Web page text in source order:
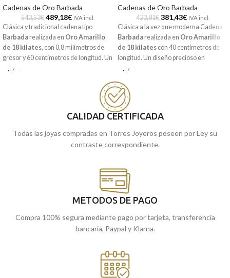
Cadenas de Oro Barbada
543,53€ 489,18€ IVA incl.
Clásica y tradicional cadena tipo
Barbadarealizada en Oro Amarillo
de 18 kilates, con 0,8 milímetros de
grosor y 60 centímetros de longitud. Un
diseño precioso en terminación brillo,
, o si la compras
online te la enviamos a casa.
Cadenas de Oro Barbada
423,81€ 381,43€ IVA incl.
Clásica a la vez que moderna Cadena
Barbadarealizada en Oro Amarillo
de 18 kilates con 40 centímetros de
longitud. Un diseño precioso en
terminación brillo, perfecto para llevar
medalla o colgante.
Puedes encontrarla en nuestras
tiendas deMálaga
CALIDAD CERTIFICADA
Todas las joyas compradas en Torres Joyeros poseen por Ley su
contraste correspondiente.
METODOS DE PAGO
Compra 100% segura mediante pago por tarjeta, transferencia
bancaria, Paypal y Klarna.